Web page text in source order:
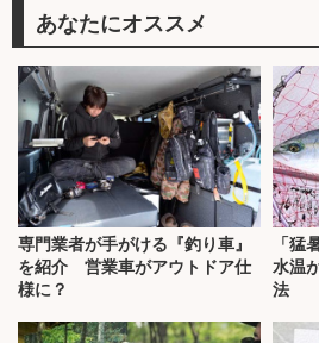
あなたにオススメ
専門業者が手がける『釣り車』
を紹介 営業車がアウトドア仕
様に？
「猛
水温
法